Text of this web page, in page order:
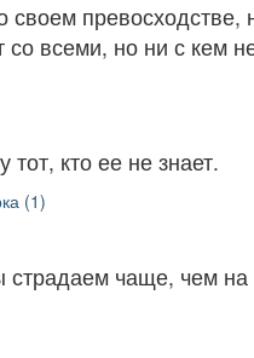
превосходстве,
всеми, но ни с кем
тот, кто ее не знает.
(1)
чаще, чем